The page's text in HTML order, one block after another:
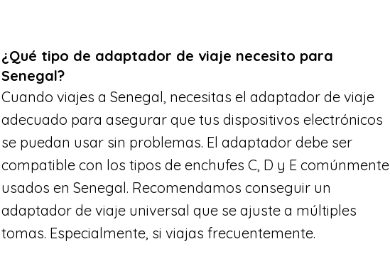
¿Qué tipo de adaptador de viaje necesito para
Senegal?
Cuando viajes a Senegal, necesitas el adaptador de viaje
adecuado para asegurar que tus dispositivos electrónicos
se puedan usar sin problemas. El adaptador debe ser
compatible con los tipos de enchufes C, D y E comúnmente
usados en Senegal. Recomendamos conseguir un
adaptador de viaje universal que se ajuste a múltiples
tomas. Especialmente, si viajas frecuentemente.